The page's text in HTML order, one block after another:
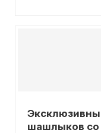
шашлыков со